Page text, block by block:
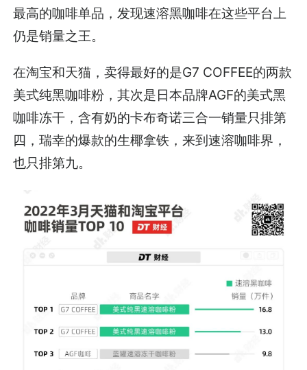
最高的咖啡单品，发现速溶黑咖啡在这些平台上
仍是销量之王。
在淘宝和天猫，卖得最好的是G7 COFFEE的两款
美式纯黑咖啡粉，其次是日本品牌AGF的美式黑
咖啡冻干，含有奶的卡布奇诺三合一销量只排第
四，瑞幸的爆款的生椰拿铁，来到速溶咖啡界，
也只排第九。